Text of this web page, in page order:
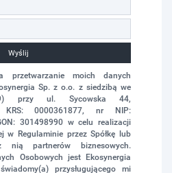
Wyślij
przetwarzanie moich danych
Sp. z o.o. z siedzibą we
przy ul. Sycowska 44,
KRS: 0000361877, nr NIP:
301498990 w celu realizacji
w Regulaminie przez Spółkę lub
nią partnerów biznesowych.
Osobowych jest Ekosynergia
przysługującego mi